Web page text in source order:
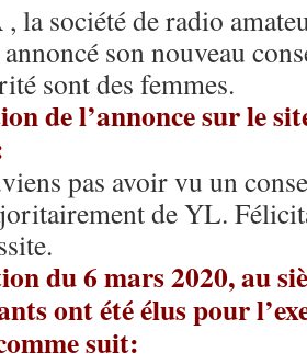
société de radio
son nouveau
sont des femmes.
de l’annonce sur le
pas avoir vu un
de YL.
du 6 mars 2020, au
ont été élus pour
suit: